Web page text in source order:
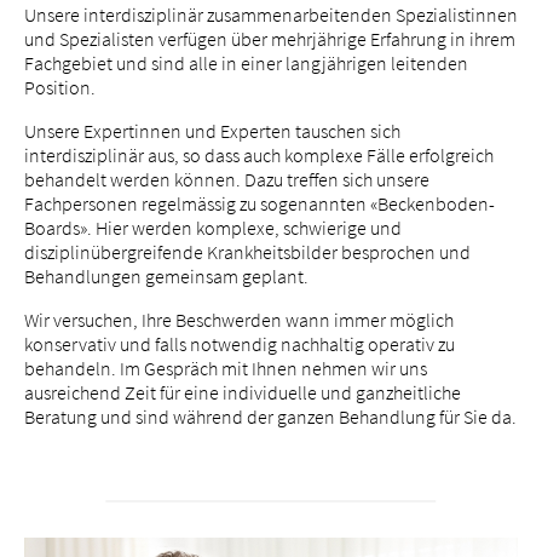
Unsere interdisziplinär zusammenarbeitenden Spezialistinnen
und Spezialisten verfügen über mehrjährige Erfahrung in ihrem
Fachgebiet und sind alle in einer langjährigen leitenden
Position.
Unsere Expertinnen und Experten tauschen sich
interdisziplinär aus, so dass auch komplexe Fälle erfolgreich
behandelt werden können. Dazu treffen sich unsere
Fachpersonen regelmässig zu sogenannten «Beckenboden-
Boards». Hier werden komplexe, schwierige und
disziplinübergreifende Krankheitsbilder besprochen und
Behandlungen gemeinsam geplant.
Wir versuchen, Ihre Beschwerden wann immer möglich
konservativ und falls notwendig nachhaltig operativ zu
behandeln. Im Gespräch mit Ihnen nehmen wir uns
ausreichend Zeit für eine individuelle und ganzheitliche
Beratung und sind während der ganzen Behandlung für Sie da.